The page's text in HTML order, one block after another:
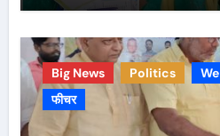
Big News Politics
फीचर